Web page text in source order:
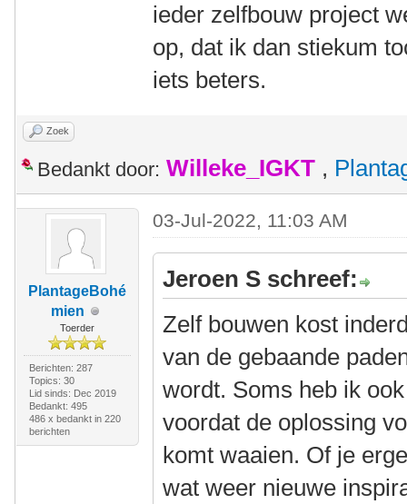
ieder zelfbouw project
op, dat ik dan stiekum
iets beters.
Zoek
Bedankt door: Willeke_IGKT ,
PlantageBohé
mien
Toerder
Berichten: 287
Topics: 30
Lid sinds: Dec 2019
Bedankt: 495
486 x bedankt in 220
berichten
03-Jul-2022, 11:03 AM
Jeroen S schreef:
Zelf bouwen kost
van de gebaande
wordt. Soms heb ik
voordat de oplossing
komt waaien. Of je
wat weer nieuwe